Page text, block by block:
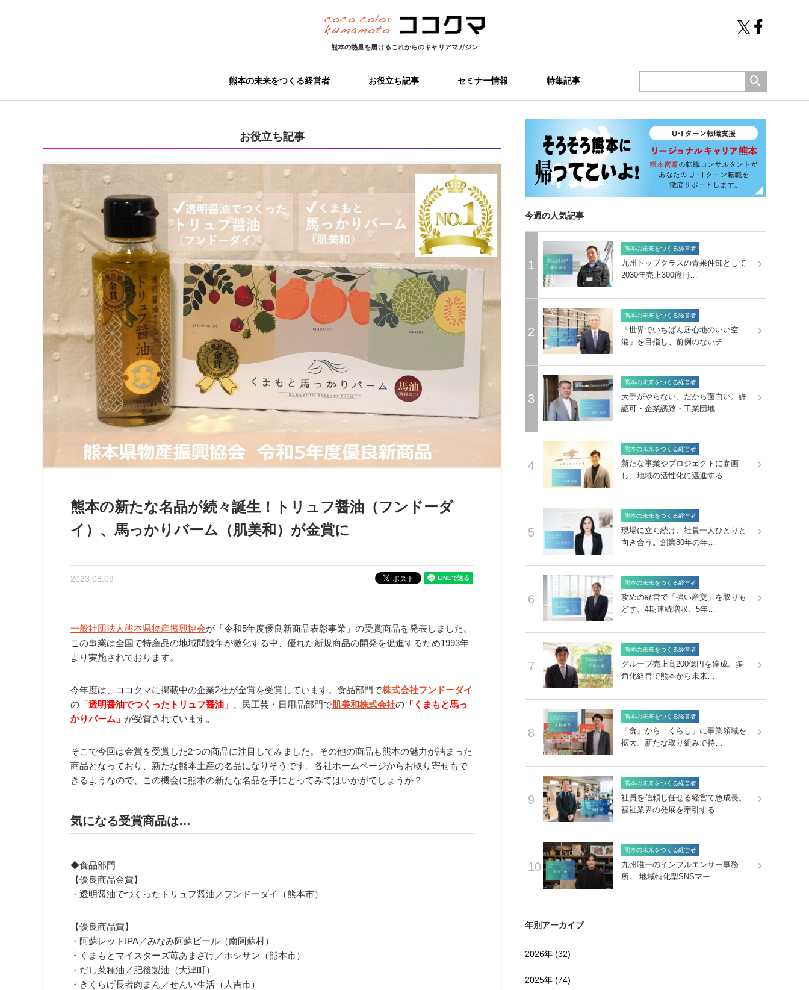
熊本の熱量を届けるこれからのキャリアマガジン
熊本の未来をつくる経営者 お役立ち記事 セミナー情報 特集記事
お役立ち記事
熊本の新たな名品が続々誕生！トリュフ醤油（フンドーダ
イ）、馬っかりバーム（肌美和）が金賞に
2023.08.09
一般社団法人熊本県物産振興協会が「令和5年度優良新商品表彰事業」の受賞商品を発表しました。
この事業は全国で特産品の地域間競争が激化する中、優れた新規商品の開発を促進するため1993年
より実施されております。
今年度は、ココクマに掲載中の企業2社が金賞を受賞しています。食品部門で株式会社フンドーダイ
の 「透明醤油でつくったトリュフ醤油」 、民工芸・日用品部門で肌美和株式会社の 「くまもと馬っ
かりバーム」 が受賞されています。
そこで今回は金賞を受賞した2つの商品に注目してみました。その他の商品も熊本の魅力が詰まった
商品となっており、新たな熊本土産の名品になりそうです。各社ホームページからお取り寄せもで
きるようなので、この機会に熊本の新たな名品を手にとってみてはいかがでしょうか？
気になる受賞商品は…
◆食品部門
【優良商品金賞】
・透明醤油でつくったトリュフ醤油／フンドーダイ（熊本市）
【優良商品賞】
・阿蘇レッドIPA／みなみ阿蘇ビール（南阿蘇村）
・くまもとマイスターズ苺あまざけ／ホシサン（熊本市）
・だし菜種油／肥後製油（大津町）
・きくらげ長者肉まん／せんい生活（人吉市）
今週の人気記事
1
熊本の未来をつくる経営者
九州トップクラスの青果仲卸として
2030年売上300億円…
2
熊本の未来をつくる経営者
「世界でいちばん居心地のいい空
港」を目指し、前例のないチ…
3
熊本の未来をつくる経営者
大手がやらない、だから面白い。許
認可・企業誘致・工業団地…
4
熊本の未来をつくる経営者
新たな事業やプロジェクトに参画
し、地域の活性化に邁進する…
5
熊本の未来をつくる経営者
現場に立ち続け、社員一人ひとりと
向き合う。創業80年の年…
6
熊本の未来をつくる経営者
攻めの経営で「強い産交」を取りも
どす。4期連続増収、5年…
7
熊本の未来をつくる経営者
グループ売上高200億円を達成。多
角化経営で熊本から未来…
8
熊本の未来をつくる経営者
「食」から「くらし」に事業領域を
拡大、新たな取り組みで持…
9
熊本の未来をつくる経営者
社員を信頼し任せる経営で急成長。
福祉業界の発展を牽引する…
10
熊本の未来をつくる経営者
九州唯一のインフルエンサー事務
所。 地域特化型SNSマー…
年別アーカイブ
2026年 (32)
2025年 (74)